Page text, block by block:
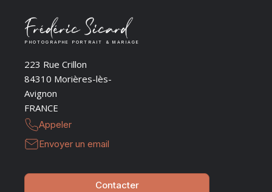
PHOTOGRAPHE PORTRAIT & MARIAGE
223 Rue Crillon
84310 Morières-lès-
Avignon
FRANCE
Appeler
Envoyer un email
Contacter